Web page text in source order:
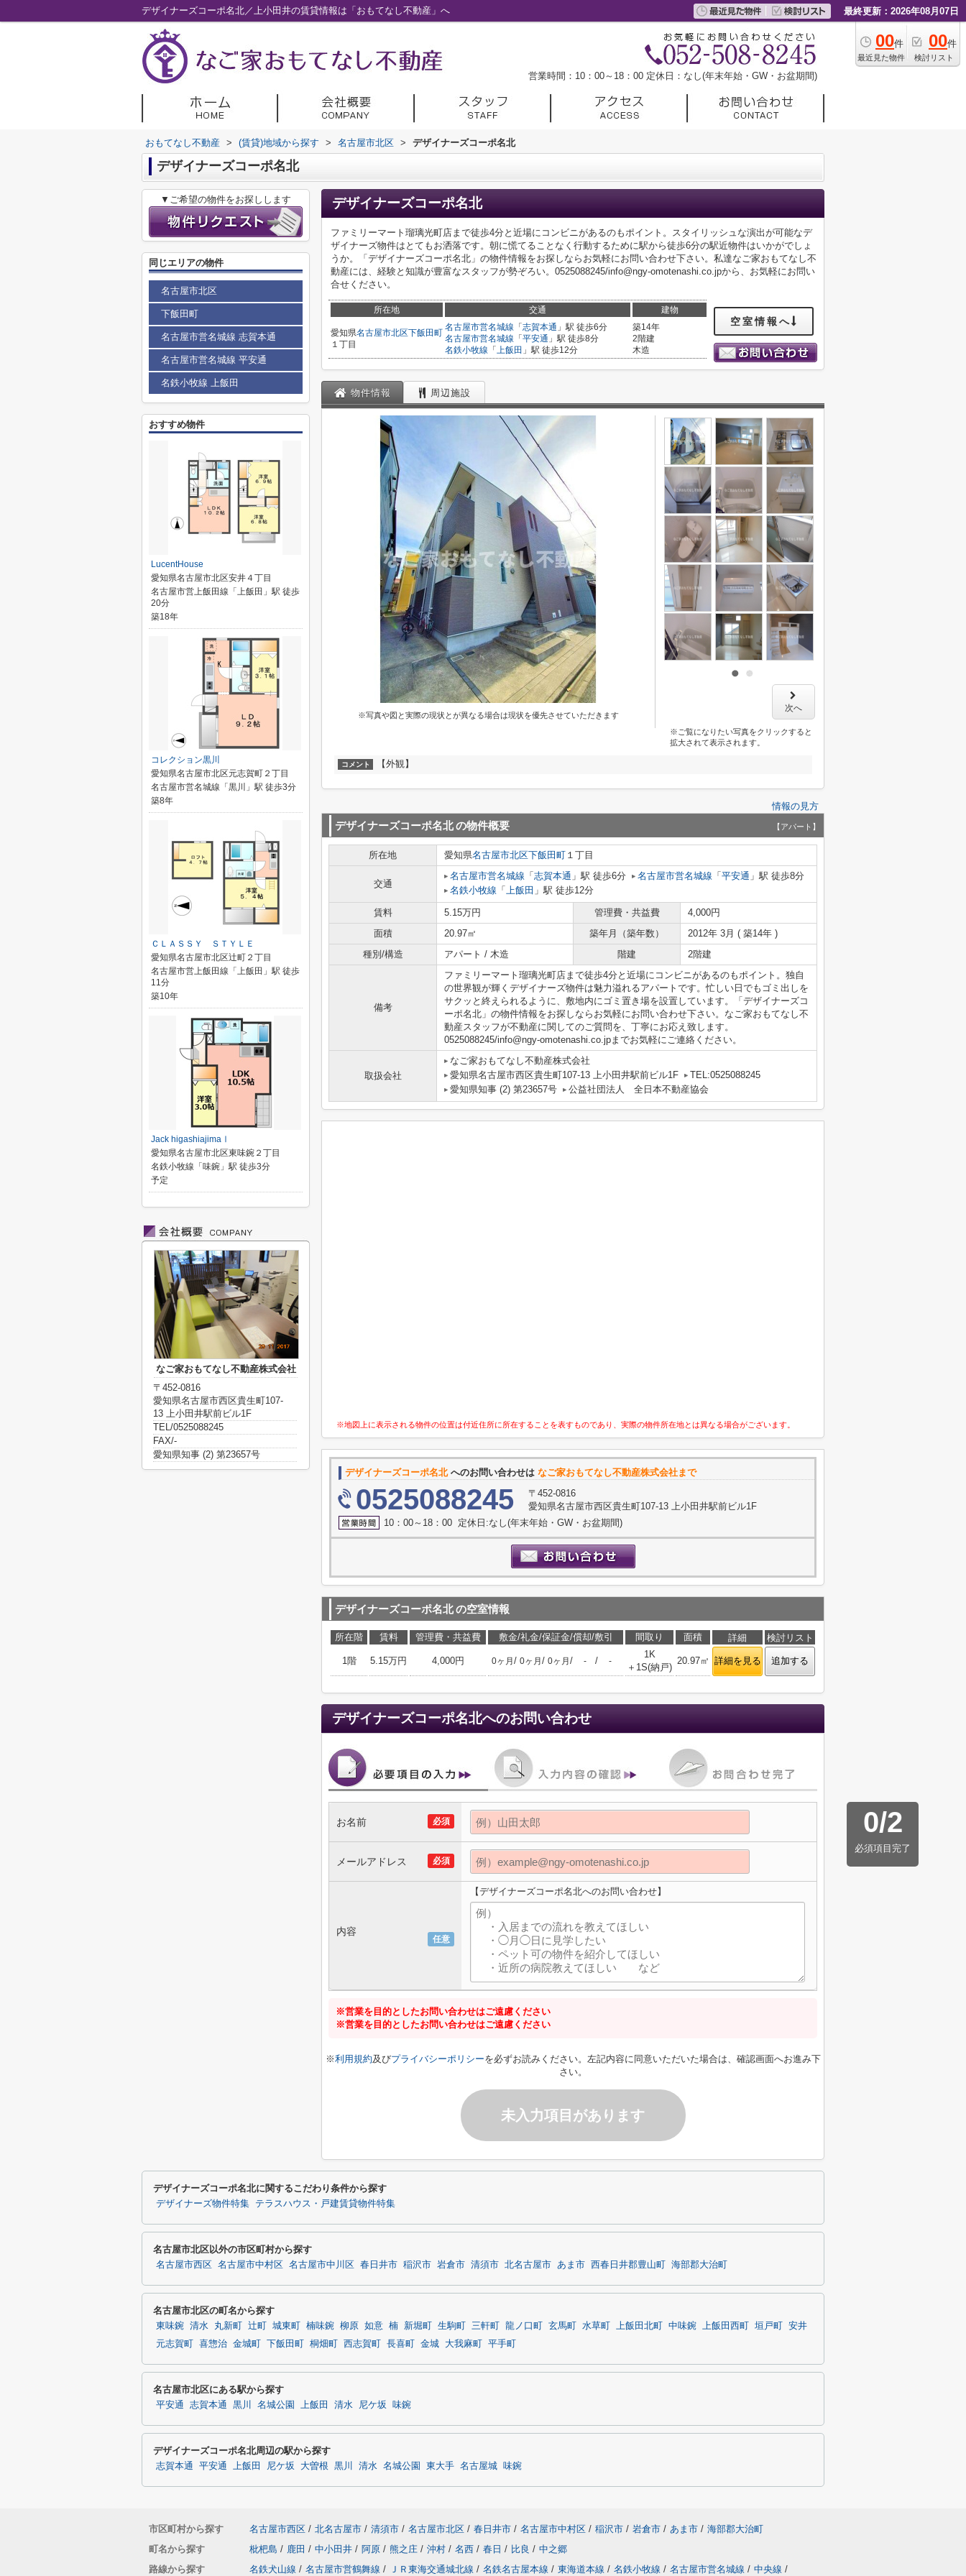
デザイナーズコーポ名北／上小田井の賃貸情報は「おもてなし不動産」へ 最終更新：2026年08月07日
00件
最近見た物件
00件
検討リスト
営業時間：10：00～18：00 定休日：なし(年末年始・GW・お盆期間)
おもてなし不動産 > (賃貸)地域から探す > 名古屋市北区 > デザイナーズコーポ名北
デザイナーズコーポ名北
デザイナーズコーポ名北
ファミリーマート瑠璃光町店まで徒歩4分と近場にコンビニがあるのもポイント。スタイリッシュな演出が可能なデ
ザイナーズ物件はとてもお洒落です。朝に慌てることなく行動するために駅から徒歩6分の駅近物件はいかがでしょ
うか。「デザイナーズコーポ名北」の物件情報をお探しならお気軽にお問い合わせ下さい。私達なご家おもてなし不
動産には、経験と知識が豊富なスタッフが勢ぞろい。0525088245/info@ngy-omotenashi.co.jpから、お気軽にお問い
合せください。
所在地 交通 建物
愛知県名古屋市北区下飯田町
１丁目
名古屋市営名城線 「 志賀本通 」駅 徒歩6分
名古屋市営名城線 「 平安通 」駅 徒歩8分
名鉄小牧線 「 上飯田 」駅 徒歩12分
築14年
2階建
木造
空室情報へ
物件情報 周辺施設
※写真や図と実際の現状とが異なる場合は現状を優先させていただきます
次へ
※ご覧になりたい写真をクリックすると
拡大されて表示されます。
コメント 【外観】
情報の見方
デザイナーズコーポ名北の物件概要 【アパート】
所在地 愛知県名古屋市北区下飯田町 １丁目
交通
名古屋市営名城線 「 志賀本通 」駅 徒歩6分 名古屋市営名城線 「 平安通 」駅 徒歩8分
名鉄小牧線 「 上飯田 」駅 徒歩12分
賃料 5.15万円 管理費・共益費
4,000円
面積
20.97㎡ 築年月（築年数）
2012年 3月 ( 築14年 )
種別/構造
アパート / 木造 階建 2階建
備考
ファミリーマート瑠璃光町店まで徒歩4分と近場にコンビニがあるのもポイント。独自
の世界観が輝くデザイナーズ物件は魅力溢れるアパートです。忙しい日でもゴミ出しを
サクッと終えられるように、敷地内にゴミ置き場を設置しています。「デザイナーズコ
ーポ名北」の物件情報をお探しならお気軽にお問い合わせ下さい。なご家おもてなし不
動産スタッフが不動産に関してのご質問を、丁寧にお応え致します。
0525088245/info@ngy-omotenashi.co.jpまでお気軽にご連絡ください。
取扱会社
なご家おもてなし不動産株式会社
愛知県名古屋市西区貴生町107-13 上小田井駅前ビル1F
TEL:0525088245
愛知県知事 (2) 第23657号
公益社団法人 全日本不動産協会
※地図上に表示される物件の位置は付近住所に所在することを表すものであり、実際の物件所在地とは異なる場合がございます。
デザイナーズコーポ名北へのお問い合わせは なご家おもてなし不動産株式会社まで
0525088245
〒452-0816
愛知県名古屋市西区貴生町107-13 上小田井駅前ビル1F
10：00～18：00 定休日:なし(年末年始・GW・お盆期間)
デザイナーズコーポ名北の空室情報
所在階 賃料 管理費・共益費 敷金/礼金/保証金/償却/敷引 間取り 面積 詳細 検討リスト
1階 5.15万円 4,000円 0ヶ月 / 0ヶ月 / 0ヶ月 / - / -
1K
＋1S(納戸)
20.97㎡ 詳細を見る 追加する
デザイナーズコーポ名北へのお問い合わせ
0/2
必須項目完了
必須
お名前
必須
メールアドレス
任意
内容
【デザイナーズコーポ名北へのお問い合わせ】
※営業を目的としたお問い合わせはご遠慮ください
※営業を目的としたお問い合わせはご遠慮ください
※利用規約及びプライバシーポリシーを必ずお読みください。左記内容に同意いただいた場合は、確認画面へお進み下
さい。
未入力項目があります
▼ご希望の物件をお探しします
同じエリアの物件
名古屋市北区
下飯田町
名古屋市営名城線 志賀本通
名古屋市営名城線 平安通
名鉄小牧線 上飯田
おすすめ物件
LucentHouse
愛知県名古屋市北区安井４丁目
名古屋市営上飯田線「上飯田」駅 徒歩
20分
築18年
コレクション黒川
愛知県名古屋市北区元志賀町２丁目
名古屋市営名城線「黒川」駅 徒歩3分
築8年
ＣＬＡＳＳＹ ＳＴＹＬＥ
愛知県名古屋市北区辻町２丁目
名古屋市営上飯田線「上飯田」駅 徒歩
11分
築10年
Jack higashiajimaⅠ
愛知県名古屋市北区東味鋺２丁目
名鉄小牧線「味鋺」駅 徒歩3分
予定
なご家おもてなし不動産株式会社
〒452-0816
愛知県名古屋市西区貴生町107-
13 上小田井駅前ビル1F
TEL/0525088245
FAX/-
愛知県知事 (2) 第23657号
デザイナーズコーポ名北に関するこだわり条件から探す
デザイナーズ物件特集 テラスハウス・戸建賃貸物件特集
名古屋市北区以外の市区町村から探す
名古屋市西区 名古屋市中村区 名古屋市中川区 春日井市 稲沢市 岩倉市 清須市 北名古屋市 あま市 西春日井郡豊山町 海部郡大治町
名古屋市北区の町名から探す
東味鋺 清水 丸新町 辻町 城東町 楠味鋺 柳原 如意 楠 新堀町 生駒町 三軒町 龍ノ口町 玄馬町 水草町 上飯田北町 中味鋺 上飯田西町 垣戸町
安井
元志賀町
喜惣治 金城町 下飯田町 桐畑町 西志賀町 長喜町 金城 大我麻町 平手町
名古屋市北区にある駅から探す
平安通 志賀本通 黒川 名城公園 上飯田 清水 尼ケ坂 味鋺
デザイナーズコーポ名北周辺の駅から探す
志賀本通 平安通 上飯田 尼ケ坂 大曽根 黒川 清水 名城公園 東大手 名古屋城 味鋺
市区町村から探す 名古屋市西区 / 北名古屋市 / 清須市 / 名古屋市北区 / 春日井市 / 名古屋市中村区 / 稲沢市 / 岩倉市 / あま市 / 海部郡大治町
町名から探す
枇杷島 / 鹿田 / 中小田井 / 阿原 / 熊之庄 / 沖村 / 名西 / 春日 / 比良 / 中之郷
路線から探す
名鉄犬山線 / 名古屋市営鶴舞線 / ＪＲ東海交通城北線 / 名鉄名古屋本線 / 東海道本線 / 名鉄小牧線 / 名古屋市営名城線 / 中央線 /